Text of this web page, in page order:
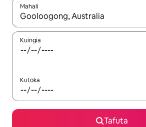
Mahali
Wakati matokeo yanapatikana, vinjari
Kuingia
Kutoka
Tafuta